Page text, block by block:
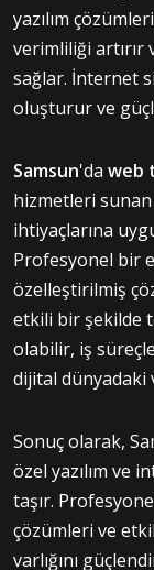
yazılım
verimliliği artırır
sağlar. İnternet
oluşturur ve
Samsun'da web
hizmetleri
ihtiyaçlarına
Profesyonel bir
özelleştirilmiş
etkili bir şekilde
olabilir, iş
dijital dünyadaki
Sonuç olarak,
özel yazılım ve
taşır.
çözümleri ve
varlığını